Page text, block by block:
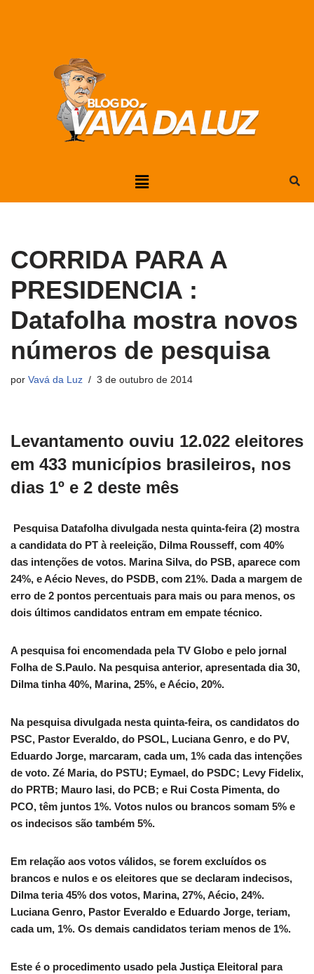
CORRIDA PARA A
PRESIDENCIA :
Datafolha mostra novos
números de pesquisa
por Vavá da Luz 3 de outubro de 2014
Levantamento ouviu 12.022 eleitores
em 433 municípios brasileiros, nos
dias 1º e 2 deste mês
Pesquisa Datafolha divulgada nesta quinta-feira (2) mostra
a candidata do PT à reeleição, Dilma Rousseff, com 40%
das intenções de votos. Marina Silva, do PSB, aparece com
24%, e Aécio Neves, do PSDB, com 21%. Dada a margem de
erro de 2 pontos percentuais para mais ou para menos, os
dois últimos candidatos entram em empate técnico.
A pesquisa foi encomendada pela TV Globo e pelo jornal
Folha de S.Paulo. Na pesquisa anterior, apresentada dia 30,
Dilma tinha 40%, Marina, 25%, e Aécio, 20%.
Na pesquisa divulgada nesta quinta-feira, os candidatos do
PSC, Pastor Everaldo, do PSOL, Luciana Genro, e do PV,
Eduardo Jorge, marcaram, cada um, 1% cada das intenções
de voto. Zé Maria, do PSTU; Eymael, do PSDC; Levy Fidelix,
do PRTB; Mauro Iasi, do PCB; e Rui Costa Pimenta, do
PCO, têm juntos 1%. Votos nulos ou brancos somam 5% e
os indecisos são também 5%.
Em relação aos votos válidos, se forem excluídos os
brancos e nulos e os eleitores que se declaram indecisos,
Dilma teria 45% dos votos, Marina, 27%, Aécio, 24%.
Luciana Genro, Pastor Everaldo e Eduardo Jorge, teriam,
cada um, 1%. Os demais candidatos teriam menos de 1%.
Este é o procedimento usado pela Justiça Eleitoral para